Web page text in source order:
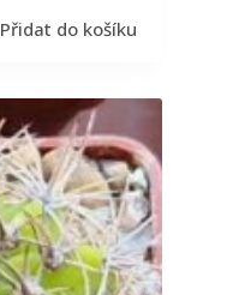
Přidat do košíku